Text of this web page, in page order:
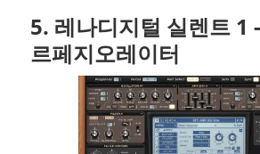
5. 레나디지털 실렌트 1
르페지오레이터